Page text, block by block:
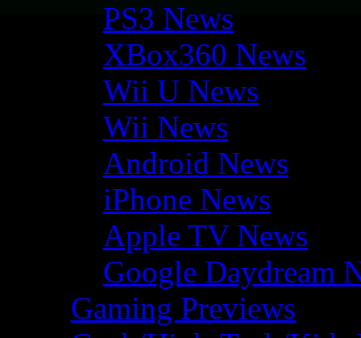
PS3 News
XBox360 News
Wii U News
Wii News
Android News
iPhone News
Apple TV News
Google Daydream
Gaming Previews